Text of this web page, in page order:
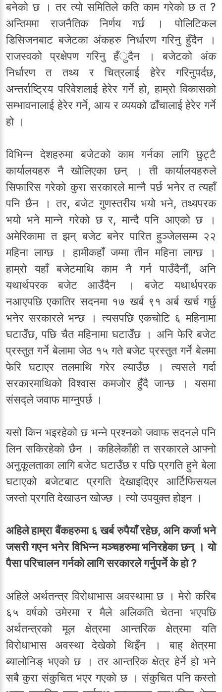
बनेको छ । तर त्यो समितिले कति काम गरेको छ त ?
अन्तिममा राजनैतिक निर्णय गर्छ । पोलिटिकल
डिसिजनबाट बजेटका अंकहरु निर्धारण गरिनु हुँदैन ।
राजस्वको प्रक्षेपण गरिनु हँुदैन । बजेटको अंक
निर्धारण त तथ्य र चित्रलाई हेरेर गरिनुपर्दछ,
अन्तर्राष्ट्रिय परिवेशलाई हेरेर गर्ने हो, हाम्रो विकासको
सम्भावनालाई हेरेर गर्ने, आय र व्ययको ढाँचालाई हेरेर गर्ने
हो ।
विभिन्न देशहरुमा बजेटको काम गर्नका लागि छुट्टै
कार्यालयहरु नै खोलिएका छन् । ती कार्यालयहरुले
सिफारिस गरेको कुरा सरकारले मान्नै पर्छ भनेर त त्यहाँ
पनि छैन । तर, बजेट गुणस्तरीय भयो भने, तथ्यपरक
भयो भने मान्ने गरेको छ र, मान्दै पनि आएको छ ।
अमेरिकामा त झन् बजेट बनेर पारित हुञ्जेलसम्म २२
महिना लाग्छ । हामीकहाँ जम्मा तीन महिना लाग्छ ।
हाम्रो यहाँ बजेटमाथि काम नै गर्न पाउँदैनौं, अनि
यथार्थपरक बजेट आउँदैन । बजेट यथार्थपरक
नआएपछि एकातिर सदनमा १७ खर्ब ९१ अर्ब खर्च गर्छु
भनेर सरकारले भन्छ । त्यसपछि एकचोटि ६ महिनामा
घटाउँछ, पछि चैत महिनामा घटाउँछ । अनि फेरि बजेट
प्रस्तुत गर्ने बेलामा जेठ १५ गते बजेट प्रस्तुत गर्ने बेलमा
फेरि घटाएर तलमाथि गरेर ल्याउँछ । त्यसले गर्दा
सरकारमाथिको विश्वास कमजोर हुँदै जान्छ । यसमा
संसद्ले जवाफ माग्नुपर्छ ।
यसो किन भइरहेको छ भन्ने प्रश्नको जवाफ सदनले पनि
लिन सकिरहेको छैन । कहिलेकाँही त सरकारले आफ्नो
अनुकूलताका लागि बजेट घटाउँछ र पछि प्रगति हुने बेला
घटाएको बजेटबाट प्रगति देखाइदिएर आर्टिफिसयल
जस्तो प्रगति देखाउन खोज्छ । त्यो उपयुक्त होइन ।
अहिले हाम्रा बैंकहरुमा ६ खर्ब रुपैयाँ रहेछ, अनि कर्जा भने
जसरी गएन भनेर विभिन्न मञ्चहरुमा भनिरहेका छन् । यो
पैसा परिचालन गर्नको लागि सरकारले गर्नुपर्ने के हो ?
अहिले अर्थतन्त्र विरोधाभास अवस्थामा छ । मेरो करिब
६५ वर्षको उमेरमा र मैले अलिकति चेतना भएपछि
अर्थतन्त्रको मूल क्षेत्रमा आन्तरिक क्षेत्रमा यति
विरोधाभास अवस्था देखेको थिइँन । बाह् क्षेत्रमा
ब्यालोनिङ् भएको छ । तर आन्तरिक क्षेत्र हेर्ने हो भने
सबै कुरा संकुचित भएर गएको छ । संकुचित पनि कस्तो